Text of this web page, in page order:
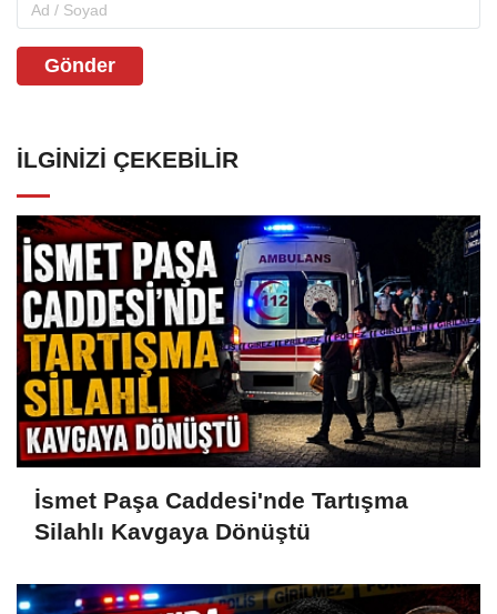
Gönder
İLGINIZI ÇEKEBILIR
İsmet Paşa Caddesi'nde Tartışma
Silahlı Kavgaya Dönüştü